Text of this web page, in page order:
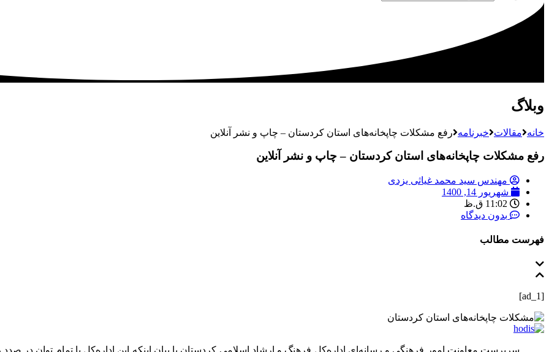
وبلاگ
خانه مقالات خبرنامه رفع مشکلات چاپخانه‌های استان کردستان – چاپ و نشر آنلاین
رفع مشکلات چاپخانه‌های استان کردستان – چاپ و نشر آنلاین
مهندس سید محمد غیاثی یزدی
شهریور 14, 1400
11:02 ق.ظ
بدون دیدگاه
فهرست مطالب
[ad_1]
سرپرست معاونت امور فرهنگی و رسانه‌ای اداره‌کل فرهنگ و ارشاد اسلامی کردستان با بیان اینکه این اداره‌کل با تمام توان